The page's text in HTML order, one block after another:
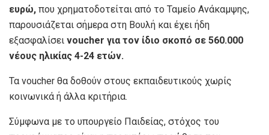
ευρώ, που χρηματοδοτείται από το Ταμείο Ανάκαμψης,
παρουσιάζεται σήμερα στη Βουλή και έχει ήδη
εξασφαλίσει voucher για τον ίδιο σκοπό σε 560.000
νέους ηλικίας 4-24 ετών.
Τα voucher θα δοθούν στους εκπαιδευτικούς χωρίς
κοινωνικά ή άλλα κριτήρια.
Σύμφωνα με το υπουργείο Παιδείας, στόχος του